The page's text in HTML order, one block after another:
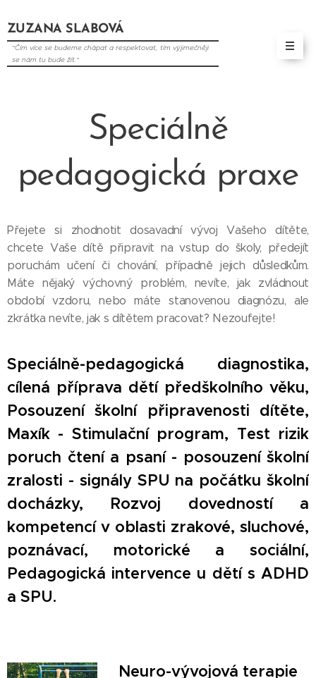
ZUZANA SLABOVÁ
"Čím více se budeme chápat a respektovat, tím výjimečněji
se nám tu bude žít."
Speciálně
pedagogická praxe
Přejete si zhodnotit dosavadní vývoj Vašeho dítěte,
chcete Vaše dítě připravit na vstup do školy, předejít
poruchám učení či chování, případně jejich důsledkům.
Máte nějaký výchovný problém, nevíte, jak zvládnout
období vzdoru, nebo máte stanovenou diagnózu, ale
zkrátka nevíte, jak s dítětem pracovat? Nezoufejte!
Speciálně-pedagogická diagnostika,
cílená příprava dětí předškolního věku,
Posouzení školní připravenosti dítěte,
Maxík - Stimulační program, Test rizik
poruch čtení a psaní - posouzení školní
zralosti - signály SPU na počátku školní
docházky, Rozvoj dovedností a
kompetencí v oblasti zrakové, sluchové,
poznávací, motorické a sociální,
Pedagogická intervence u dětí s ADHD
a SPU.
Neuro-vývojová terapie